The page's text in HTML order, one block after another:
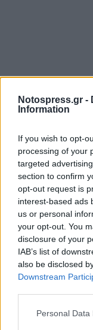
Notospress.gr -
Information
If you wish to opt-
processing of your
targeted
section to confirm
opt-out request is
interest-based ads
us or personal
your opt-out. You
disclosure of your
IAB’s list of
also be disclosed
Downstream
Personal